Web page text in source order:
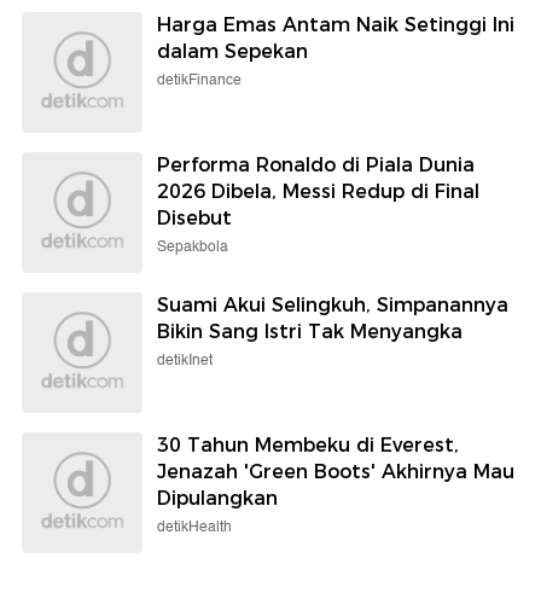
Harga Emas Antam Naik Setinggi Ini
dalam Sepekan
detikFinance
Performa Ronaldo di Piala Dunia
2026 Dibela, Messi Redup di Final
Disebut
Sepakbola
Suami Akui Selingkuh, Simpanannya
Bikin Sang Istri Tak Menyangka
detikInet
30 Tahun Membeku di Everest,
Jenazah 'Green Boots' Akhirnya Mau
Dipulangkan
detikHealth